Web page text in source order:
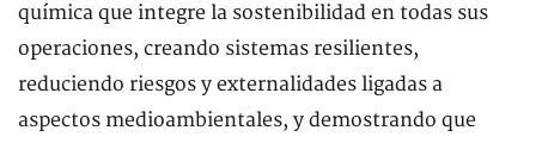
química que integre la sostenibilidad en todas sus
operaciones, creando sistemas resilientes,
reduciendo riesgos y externalidades ligadas a
aspectos medioambientales, y demostrando que